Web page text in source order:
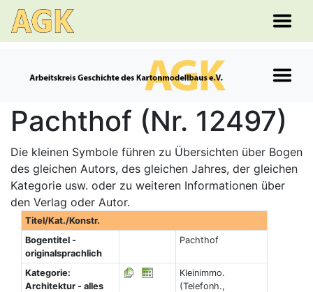
Pachthof (Nr. 12497)
Die kleinen Symbole führen zu Übersichten über Bogen
des gleichen Autors, des gleichen Jahres, der gleichen
Kategorie usw. oder zu weiteren Informationen über
den Verlag oder Autor.
Titel/Kat./Konstr.
Bogentitel -
originalsprachlich
Pachthof
Kategorie:
Architektur - alles
Kleinimmo.
(Telefonh.,